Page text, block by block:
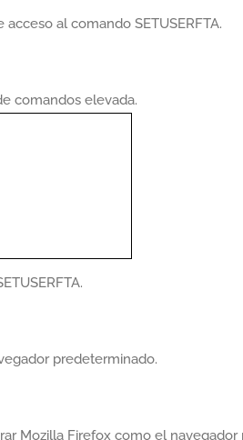
al comando SETUSERFTA.
comandos elevada.
predeterminado.
Mozilla Firefox como el navegador